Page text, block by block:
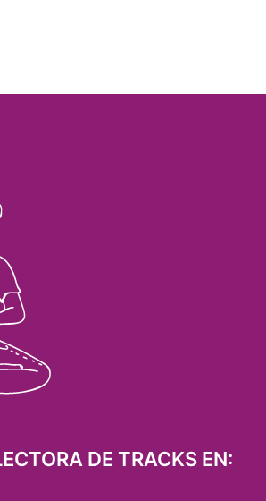
DE TRACKS EN: